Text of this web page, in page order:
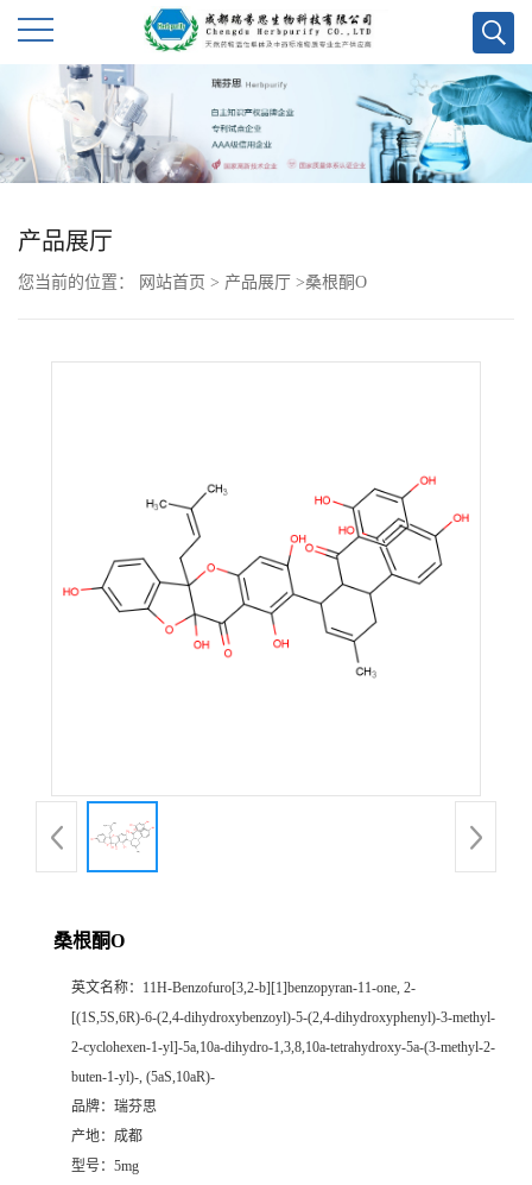
产
产品展厅
您当前的位置： 网站首页 > 产品展厅 >桑根酮O
桑根酮O
英文名称： 11H-Benzofuro[3,2-b][1]benzopyran-11-one, 2-
[(1S,5S,6R)-6-(2,4-dihydroxybenzoyl)-5-(2,4-dihydroxyphenyl)-3-methyl-
2-cyclohexen-1-yl]-5a,10a-dihydro-1,3,8,10a-tetrahydroxy-5a-(3-methyl-2-
buten-1-yl)-, (5aS,10aR)-
品牌： 瑞芬思
产地： 成都
型号： 5mg